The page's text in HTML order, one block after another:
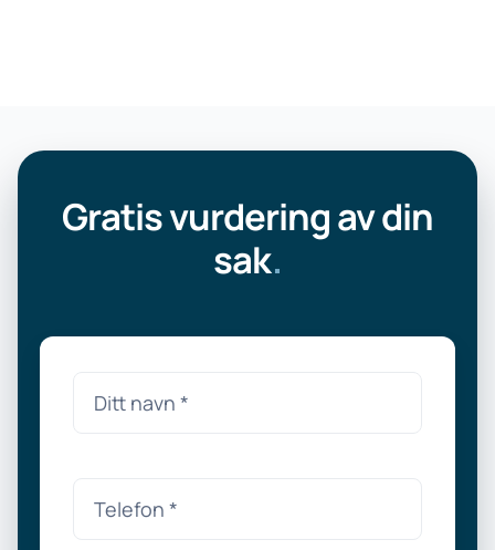
Gratis vurdering av din
sak.